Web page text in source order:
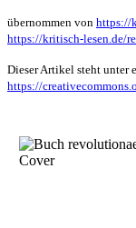
übernommen von https://
https://kritisch-lesen.de/
Dieser Artikel steht unter
https://